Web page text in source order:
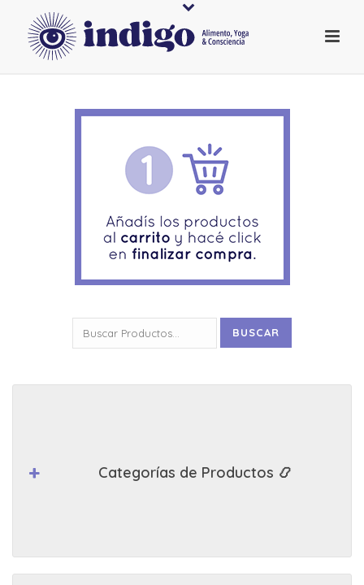
por:
BUSCAR
Categorías de Productos 📿